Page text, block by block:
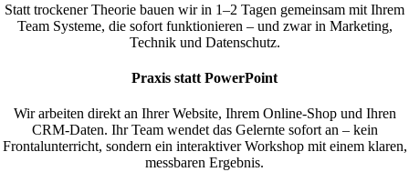
Statt trockener Theorie bauen wir in 1–2 Tagen gemeinsam mit Ihrem
Team Systeme, die sofort funktionieren – und zwar in Marketing,
Technik und Datenschutz.
Praxis statt PowerPoint
Wir arbeiten direkt an Ihrer Website, Ihrem Online-Shop und Ihren
CRM-Daten. Ihr Team wendet das Gelernte sofort an – kein
Frontalunterricht, sondern ein interaktiver Workshop mit einem klaren,
messbaren Ergebnis.